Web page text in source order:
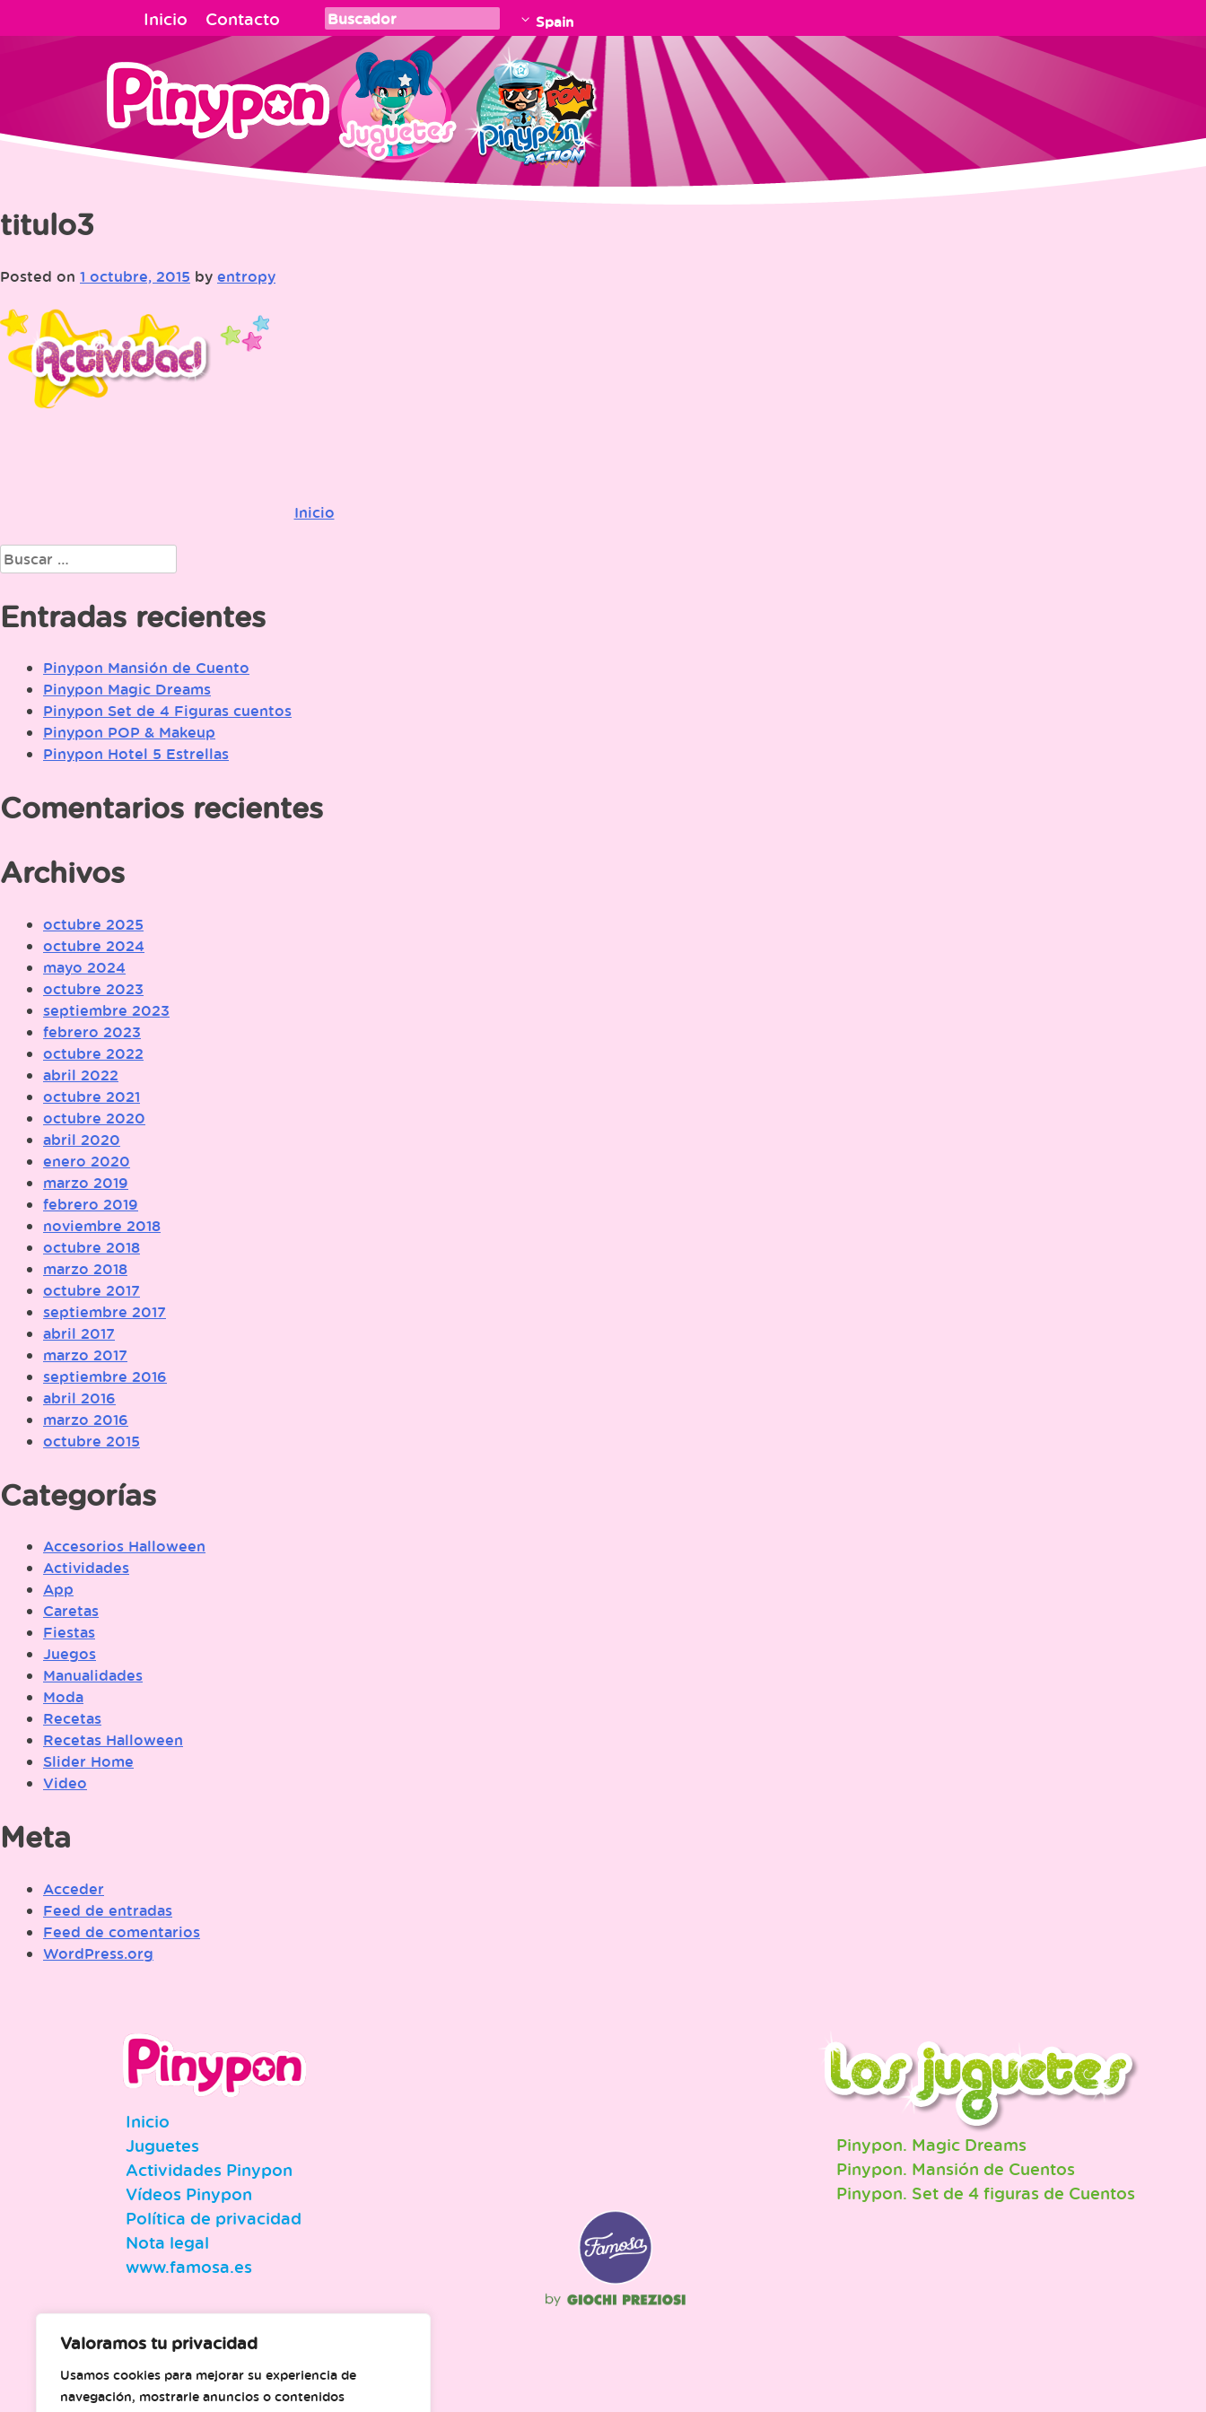
Valoramos tu privacidad
Usamos cookies para mejorar su experiencia de
navegación, mostrarle anuncios o contenidos
to
Inicio Contacto Spain
titulo3
Posted on 1 octubre, 2015 by entropy
de
entradas
Inicio
Buscar:
Entradas recientes
Pinypon Mansión de Cuento
Pinypon Magic Dreams
Pinypon Set de 4 Figuras cuentos
Pinypon POP & Makeup
Pinypon Hotel 5 Estrellas
Comentarios recientes
Archivos
octubre 2025
octubre 2024
mayo 2024
octubre 2023
septiembre 2023
febrero 2023
octubre 2022
abril 2022
octubre 2021
octubre 2020
abril 2020
enero 2020
marzo 2019
febrero 2019
noviembre 2018
octubre 2018
marzo 2018
octubre 2017
septiembre 2017
abril 2017
marzo 2017
septiembre 2016
abril 2016
marzo 2016
octubre 2015
Categorías
Accesorios Halloween
Actividades
App
Caretas
Fiestas
Juegos
Manualidades
Moda
Recetas
Recetas Halloween
Slider Home
Video
Meta
Acceder
Feed de entradas
Feed de comentarios
WordPress.org
Inicio
Juguetes
Actividades Pinypon
Vídeos Pinypon
Política de privacidad
Nota legal
www.famosa.es
Pinypon. Magic Dreams
Pinypon. Mansión de Cuentos
Pinypon. Set de 4 figuras de Cuentos